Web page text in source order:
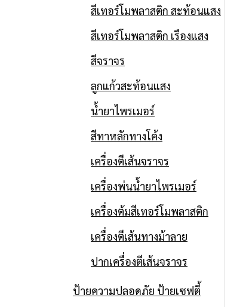
สีเทอร์โมพลาสติก สะท้อนแสง
สีเทอร์โมพลาสติก เรืองแสง
สีจราจร
ลูกแก้วสะท้อนแสง
น้ำยาไพรเมอร์
สีทาหลักทางโค้ง
เครื่องตีเส้นจราจร
เครื่องพ่นน้ำยาไพรเมอร์
เครื่องต้มสีเทอร์โมพลาสติก
เครื่องตีเส้นทางม้าลาย
ปากเครื่องตีเส้นจราจร
ป้ายความปลอดภัย ป้ายเซฟตี้